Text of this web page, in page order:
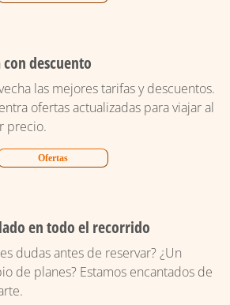
descuento
las mejores tarifas y descuentos.
ofertas actualizadas para viajar al
precio.
Ofertas
en todo el recorrido
dudas antes de reservar? ¿Un
de planes? Estamos encantados de